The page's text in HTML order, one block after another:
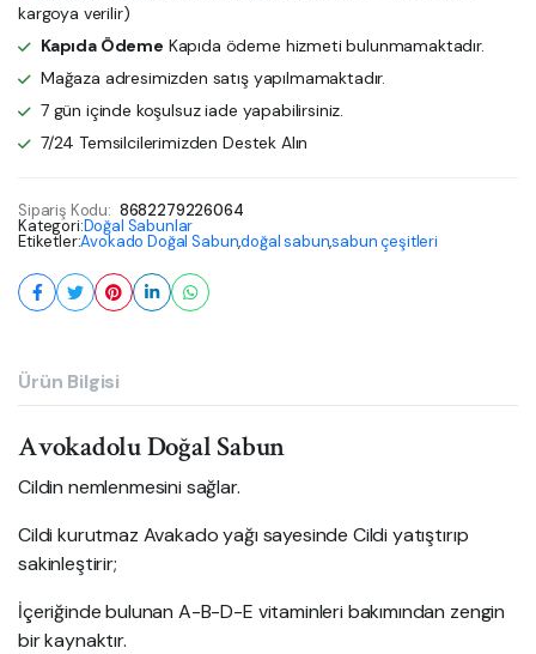
kargoya verilir)
Kapıda Ödeme Kapıda ödeme hizmeti bulunmamaktadır.
Mağaza adresimizden satış yapılmamaktadır.
7 gün içinde koşulsuz iade yapabilirsiniz.
7/24 Temsilcilerimizden Destek Alın
Sipariş Kodu: 8682279226064
Kategori:Doğal Sabunlar
Etiketler:Avokado Doğal Sabun,doğal sabun,sabun çeşitleri
Ürün Bilgisi
Avokadolu Doğal Sabun
Cildin nemlenmesini sağlar.
Cildi kurutmaz Avakado yağı sayesinde Cildi yatıştırıp
sakinleştirir;
İçeriğinde bulunan A-B-D-E vitaminleri bakımından zengin
bir kaynaktır.